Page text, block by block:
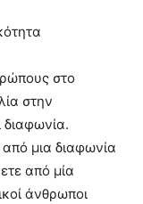
στο
στην
διαφωνία.
μια διαφωνία
από μία
άνθρωποι